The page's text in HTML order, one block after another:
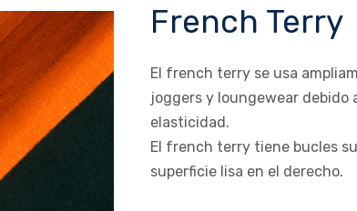
French Terry
El french terry se usa
joggers y loungewear debido
elasticidad.
El french terry tiene bucles
superficie lisa en el derecho.